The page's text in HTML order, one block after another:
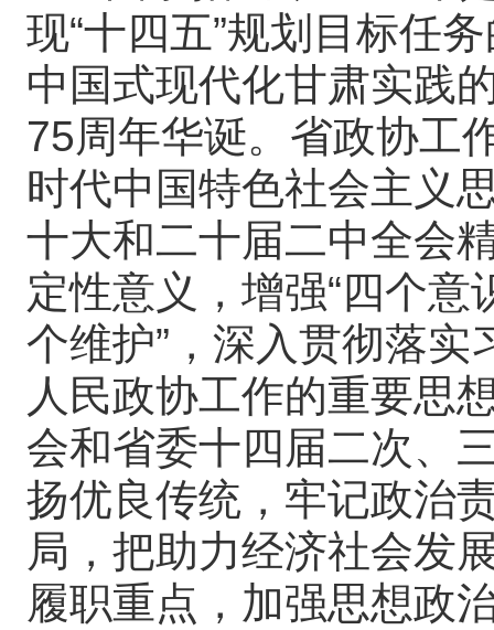
现“十四五”规划目标任
中国式现代化甘肃实践
75周年华诞。省政协工
时代中国特色社会主义
十大和二十届二中全会
定性意义，增强“四个意
个维护”，深入贯彻落
人民政协工作的重要思
会和省委十四届二次、
扬优良传统，牢记政治
局，把助力经济社会发
履职重点，加强思想政